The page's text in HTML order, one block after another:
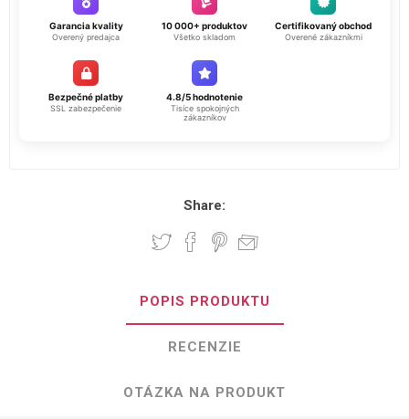
Garancia kvality
Overený predajca
10 000+ produktov
Všetko skladom
Certifikovaný obchod
Overené zákazníkmi
Bezpečné platby
SSL zabezpečenie
4.8/5 hodnotenie
Tisíce spokojných
zákazníkov
Share:
POPIS PRODUKTU
RECENZIE
OTÁZKA NA PRODUKT